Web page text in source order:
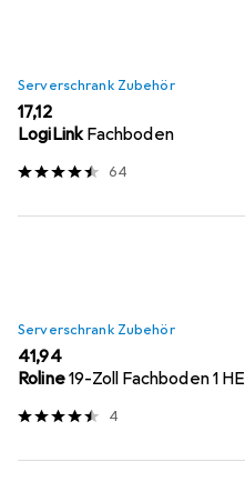
Serverschrank Zubehör
EUR
17,12
LogiLinkFachboden
64
Serverschrank Zubehör
EUR
41,94
Roline19-Zoll Fachboden 1 HE
4